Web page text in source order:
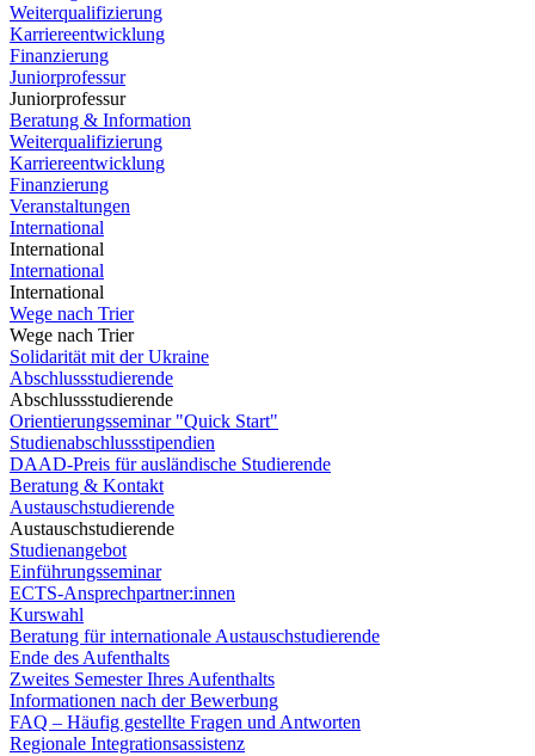
Weiterqualifizierung
Karriereentwicklung
Finanzierung
Juniorprofessur
Juniorprofessur
Beratung & Information
Weiterqualifizierung
Karriereentwicklung
Finanzierung
Veranstaltungen
International
International
International
International
Wege nach Trier
Wege nach Trier
Solidarität mit der Ukraine
Abschlussstudierende
Abschlussstudierende
Orientierungsseminar "Quick Start"
Studienabschlussstipendien
DAAD-Preis für ausländische Studierende
Beratung & Kontakt
Austauschstudierende
Austauschstudierende
Studienangebot
Einführungsseminar
ECTS-Ansprechpartner:innen
Kurswahl
Beratung für internationale Austauschstudierende
Ende des Aufenthalts
Zweites Semester Ihres Aufenthalts
Informationen nach der Bewerbung
FAQ – Häufig gestellte Fragen und Antworten
Regionale Integrationsassistenz